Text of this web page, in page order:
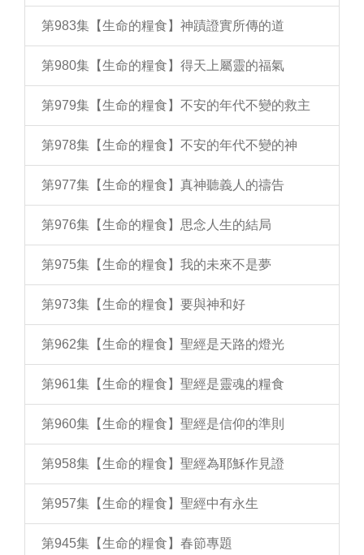
第983集【生命的糧食】神蹟證實所傳的道
第980集【生命的糧食】得天上屬靈的福氣
第979集【生命的糧食】不安的年代不變的救主
第978集【生命的糧食】不安的年代不變的神
第977集【生命的糧食】真神聽義人的禱告
第976集【生命的糧食】思念人生的結局
第975集【生命的糧食】我的未來不是夢
第973集【生命的糧食】要與神和好
第962集【生命的糧食】聖經是天路的燈光
第961集【生命的糧食】聖經是靈魂的糧食
第960集【生命的糧食】聖經是信仰的準則
第958集【生命的糧食】聖經為耶穌作見證
第957集【生命的糧食】聖經中有永生
第945集【生命的糧食】春節專題